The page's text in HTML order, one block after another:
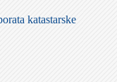
katastarske